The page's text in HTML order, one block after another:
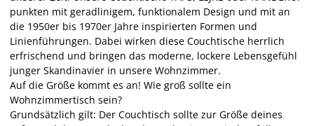
punkten mit geradlinigem, funktionalem Design und mit an
die 1950er bis 1970er Jahre inspirierten Formen und
Linienführungen. Dabei wirken diese Couchtische herrlich
erfrischend und bringen das moderne, lockere Lebensgefühl
junger Skandinavier in unsere Wohnzimmer.
Auf die Größe kommt es an! Wie groß sollte ein
Wohnzimmertisch sein?
Grundsätzlich gilt: Der Couchtisch sollte zur Größe deines